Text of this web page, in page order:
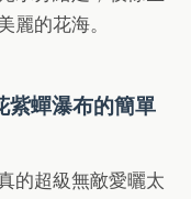
麗的花海。
紫蟬瀑布的簡單
的超級無敵愛曬太